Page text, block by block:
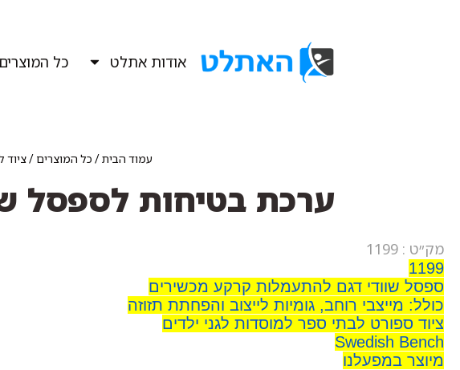
אודות אתלט כל המוצרים
עמוד הבית/ כל המוצרים /ציוד
ערכת בטיחות לספסל
מק״ט : 1199
1199
ספסל שוודי דגם להתעמלות קרקע מכשירים
כולל: מייצבי רוחב, גומיות לייצוב והפחתת תזוזה
ציוד ספורט לבתי ספר למוסדות לגני ילדים
Swedish Bench
מיוצר במפעלנו